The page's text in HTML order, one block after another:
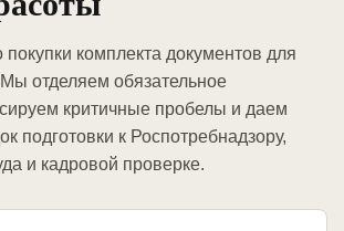
комплекта документов для
отделяем обязательное
критичные пробелы и даем
подготовки к Роспотребнадзору,
и кадровой проверке.